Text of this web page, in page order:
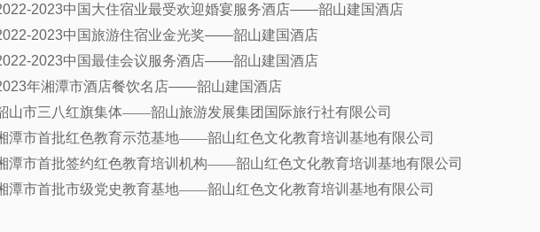
2023中国大住宿业最受欢迎婚宴服务酒店——韶山建国酒店
2023中国旅游住宿业金光奖——韶山建国酒店
2023中国最佳会议服务酒店——韶山建国酒店
年湘潭市酒店餐饮名店——韶山建国酒店
山市三八红旗集体——韶山旅游发展集团国际旅行社有限公司
潭市首批红色教育示范基地——韶山红色文化教育培训基地有限公司
潭市首批签约红色教育培训机构——韶山红色文化教育培训基地有限公司
潭市首批市级党史教育基地——韶山红色文化教育培训基地有限公司